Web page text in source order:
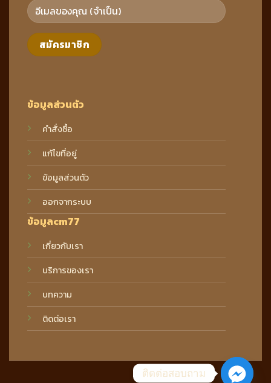
ข้อมูลส่วนตัว
คำสั่งซื้อ
แก้ไขที่อยู่
ข้อมูลส่วนตัว
ออกจากระบบ
ข้อมูลcm77
เกี่ยวกับเรา
บริการของเรา
บทความ
ติดต่อเรา
ติดต่อสอบถาม